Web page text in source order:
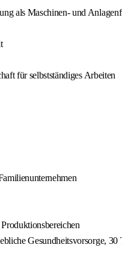
als Maschinen- und
für selbstständiges Arbeiten
Gesundheitsvorsorge,